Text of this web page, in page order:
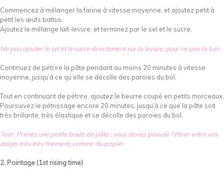
Commencez à mélanger la farine à vitesse moyenne, et ajoutez petit à
petit les œufs battus.
Ajoutez le mélange lait-levure, et terminez par le sel et le sucre.
Ne pas ajouter le sel et le sucre directement sur la levure, pour ne pas la tuer.
Continuez de pétrire la pâte pendant au moins 20 minutes à vitesse
moyenne, jusqu’à ce qu’elle se décolle des paroies du bol.
Tout en continuant de pétrire, ajoutez le beurre coupé en petits morceaux.
Poursuivez le pétrissage encore 20 minutes, jusqu’à ce que la pâte soit
très brillante, très élastique et se décolle des paroies du bol.
Test : Prenez une petite boule de pâte ; vous devez pouvoir l’étirer entre vos
doigts très très finement, comme du papier.
2. Pointage (1st rising time)